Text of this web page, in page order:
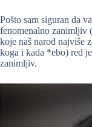
Pošto sam siguran da
fenomenalno zanimljiv
koje naš narod najviše
koga i kada *ebo) red
zanimljiv.